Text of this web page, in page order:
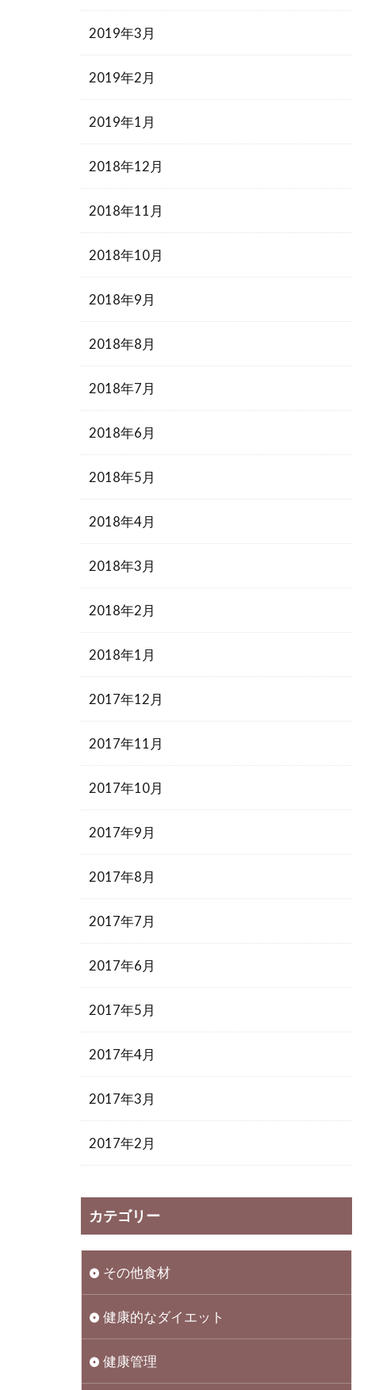
2019年3月
2019年2月
2019年1月
2018年12月
2018年11月
2018年10月
2018年9月
2018年8月
2018年7月
2018年6月
2018年5月
2018年4月
2018年3月
2018年2月
2018年1月
2017年12月
2017年11月
2017年10月
2017年9月
2017年8月
2017年7月
2017年6月
2017年5月
2017年4月
2017年3月
2017年2月
カテゴリー
その他食材
健康的なダイエット
健康管理